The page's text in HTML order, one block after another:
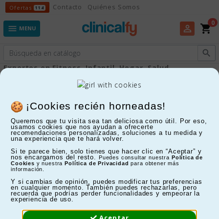
¡Cookies recién horneadas!
Queremos que tu visita sea tan deliciosa como útil. Por eso,
usamos cookies que nos ayudan a ofrecerte
recomendaciones personalizadas, soluciones a tu medida y
una experiencia que te hará volver.
Si te parece bien, solo tienes que hacer clic en “Aceptar” y
nos encargamos del resto.
Puedes consultar nuestra Política de
Cookies y nuestra Política de Privacidad para obtener más
información.
Y si cambias de opinión, puedes modificar tus preferencias
en cualquier momento. También puedes rechazarlas, pero
recuerda que podrías perder funcionalidades y empeorar la
experiencia de uso.
Ofertas 114 Ofertas
Contacto Quiénes Somos
 MENU perm_identity shopping_cart
0
Expertos en Fitness, Infantil, Hogar, Salud...

FILTRAR
Mostrando 1-6 de 6 artículo(s)